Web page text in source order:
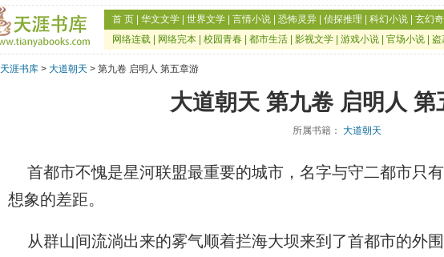
首 页 华文文学 世界文学 言情小说 恐怖灵异 侦探推理 科幻小说 玄幻
网络连载
网络完本 校园青春 都市生活 影视文学 游戏小说 官场小说 盗
天涯书库 > 大道朝天 > 第九卷 启明人 第五章游
大道朝天 第九卷 启明人 第
所属书籍： 大道朝天
首都市不愧是星河联盟最重要的城市，名字与守二都市只
想象的差距。
从群山间流淌出来的雾气顺着拦海大坝来到了首都市的外